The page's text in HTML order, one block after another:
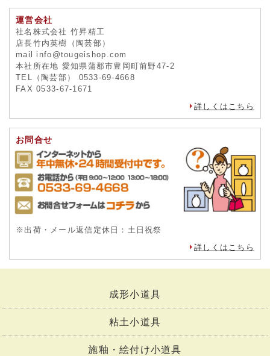
運営会社
社名株式会社 竹昇精工
店長竹内英樹（陶芸部）
mail info@tougeishop.com
本社所在地 愛知県蒲郡市豊岡町前野47-2
TEL（陶芸部） 0533-69-4668
FAX 0533-67-1671
詳しくはこちら
お問合せ
※出荷・メール返信定休日：土日祝祭
詳しくはこちら
成形小道具
粘土小道具
施釉・絵付け小道具